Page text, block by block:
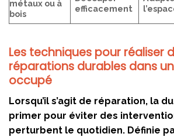
métaux ou à
bois
efficacement
Les techniques pour réaliser
réparations durables dans
occupé
Lorsqu’il s’agit de réparation, la
primer pour éviter des
perturbent le quotidien. Définie